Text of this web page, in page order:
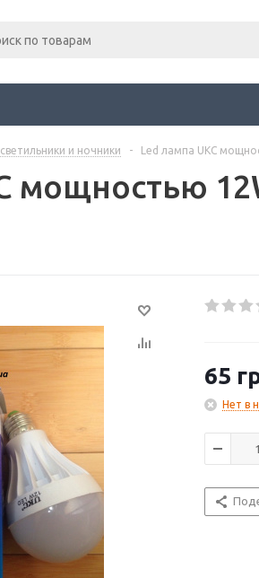
и ночники - Led лампа UKC
мощностью
65
Нет в